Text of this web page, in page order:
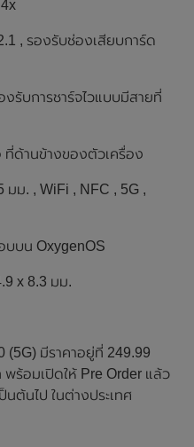
, รองรับช่องเสียบการ์ด
รับการชาร์จไวแบบมีสายที่
ที่ด้านข้างของตัวเครื่อง
ม. , WiFi , NFC , 5G ,
บบน OxygenOS
x 8.3 มม.
(5G) มีราคาอยู่ที่ 249.99
ร้อมเปิดให้ Pre Order แล้ว
ต้นไป ในต่างประเทศ